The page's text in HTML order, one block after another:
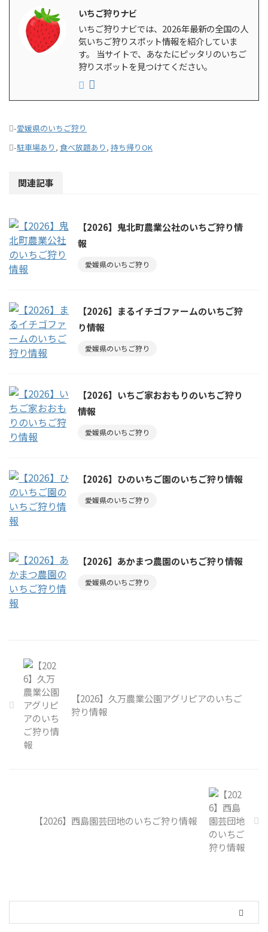
いちご狩りナビ
いちご狩りナビでは、2026年最新の全国の人
気いちご狩りスポット情報を紹介していま
す。 当サイトで、あなたにピッタリのいちご
狩りスポットを見つけてください。
-愛媛県のいちご狩り
-駐車場あり , 食べ放題あり , 持ち帰りOK
関連記事
【2026】鬼北町農業公社のいちご狩り情
報
愛媛県のいちご狩り
【2026】まるイチゴファームのいちご狩
り情報
愛媛県のいちご狩り
【2026】いちご家おおもりのいちご狩り
情報
愛媛県のいちご狩り
【2026】ひのいちご園のいちご狩り情報
愛媛県のいちご狩り
【2026】あかまつ農園のいちご狩り情報
愛媛県のいちご狩り
【2026】久万農業公園アグリピアのいちご
狩り情報
【2026】西島園芸団地のいちご狩り情報